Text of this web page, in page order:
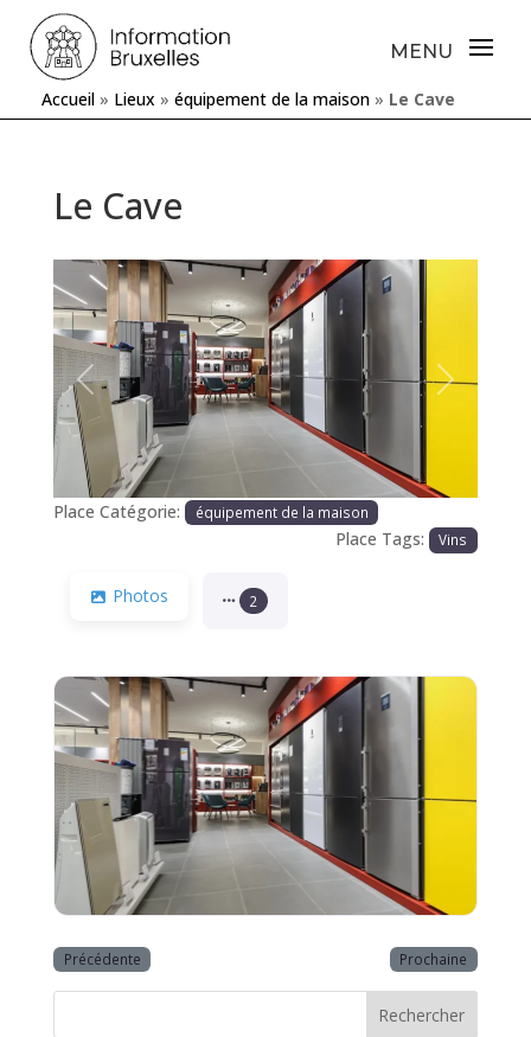
Accueil » Lieux » équipement de la maison » Le Cave
Le Cave
Précédente Prochaine
Place Catégorie: équipement de la maison
Place Tags: Vins
Photos 2
Précédente Prochaine
Rechercher